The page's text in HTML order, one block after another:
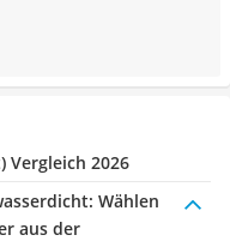
Vergleich 2026
Wählen
aus der